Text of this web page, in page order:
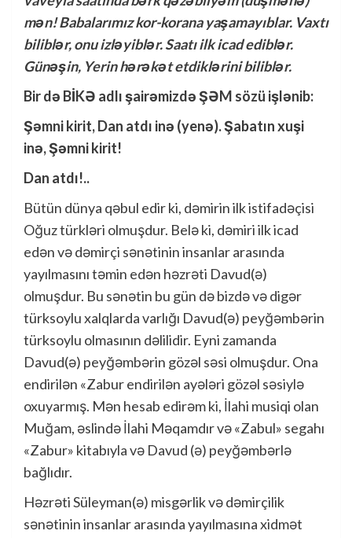
mən! Babalarımız kor-korana yaşamayıblar. Vaxtı
biliblər, onu izləyiblər. Saatı ilk icad ediblər.
Günəşin, Yerin hərəkət etdiklərini biliblər.
Bir də BİKƏ adlı şairəmizdə ŞƏM sözü işlənib:
Şəmni kirit, Dan atdı inə (yenə). Şabatın xuşi
inə, Şəmni kirit!
Dan atdı!..
Bütün dünya qəbul edir ki, dəmirin ilk istifadəçisi
Oğuz türkləri olmuşdur. Belə ki, dəmiri ilk icad
edən və dəmirçi sənətinin insanlar arasında
yayılmasını təmin edən həzrəti Davud(ə)
olmuşdur. Bu sənətin bu gün də bizdə və digər
türksoylu xalqlarda varlığı Davud(ə) peyğəmbərin
türksoylu olmasının dəlilidir. Eyni zamanda
Davud(ə) peyğəmbərin gözəl səsi olmuşdur. Ona
endirilən «Zabur endirilən ayələri gözəl səsiylə
oxuyarmış. Mən hesab edirəm ki, İlahi musiqi olan
Muğam, əslində İlahi Məqamdır və «Zabul» segahı
«Zabur» kitabıyla və Davud (ə) peyğəmbərlə
bağlıdır.
Həzrəti Süleyman(ə) misgərlik və dəmirçilik
sənətinin insanlar arasında yayılmasına xidmət